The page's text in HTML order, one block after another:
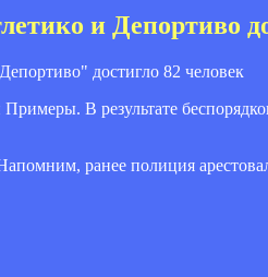
и Депортиво
достигло 82 человек
В результате
ранее полиция